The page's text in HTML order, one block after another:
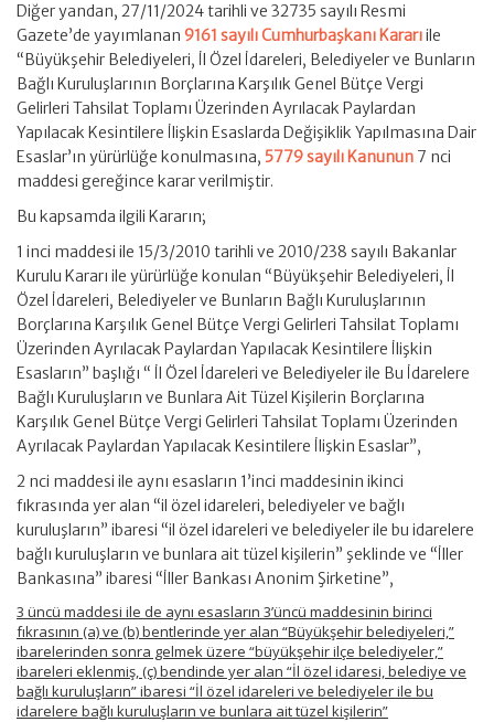
Diğer yandan, 27/11/2024 tarihli ve 32735 sayılı Resmi
Gazete’de yayımlanan 9161 sayılı Cumhurbaşkanı Kararıile
“Büyükşehir Belediyeleri, İl Özel İdareleri, Belediyeler ve Bunların
Bağlı Kuruluşlarının Borçlarına Karşılık Genel Bütçe Vergi
Gelirleri Tahsilat Toplamı Üzerinden Ayrılacak Paylardan
Yapılacak Kesintilere İlişkin Esaslarda Değişiklik Yapılmasına Dair
Esaslar’ın yürürlüğe konulmasına, 5779 sayılı Kanunun 7 nci
maddesi gereğince karar verilmiştir.
Bu kapsamda ilgili Kararın;
1 inci maddesi ile 15/3/2010 tarihli ve 2010/238 sayılı Bakanlar
Kurulu Kararı ile yürürlüğe konulan “Büyükşehir Belediyeleri, İl
Özel İdareleri, Belediyeler ve Bunların Bağlı Kuruluşlarının
Borçlarına Karşılık Genel Bütçe Vergi Gelirleri Tahsilat Toplamı
Üzerinden Ayrılacak Paylardan Yapılacak Kesintilere İlişkin
Esasların” başlığı “ İl Özel İdareleri ve Belediyeler ile Bu İdarelere
Bağlı Kuruluşların ve Bunlara Ait Tüzel Kişilerin Borçlarına
Karşılık Genel Bütçe Vergi Gelirleri Tahsilat Toplamı Üzerinden
Ayrılacak Paylardan Yapılacak Kesintilere İlişkin Esaslar”,
2 nci maddesi ile aynı esasların 1’inci maddesinin ikinci
fıkrasında yer alan “il özel idareleri, belediyeler ve bağlı
kuruluşların” ibaresi “il özel idareleri ve belediyeler ile bu idarelere
bağlı kuruluşların ve bunlara ait tüzel kişilerin” şeklinde ve “İller
Bankasına” ibaresi “İller Bankası Anonim Şirketine”,
3 üncü maddesi ile de aynı esasların 3’üncü maddesinin birinci
fıkrasının (a) ve (b) bentlerinde yer alan “Büyükşehir belediyeleri,”
ibarelerinden sonra gelmek üzere “büyükşehir ilçe belediyeler,”
ibareleri eklenmiş, (ç) bendinde yer alan “İl özel idaresi, belediye ve
bağlı kuruluşların” ibaresi “İl özel idareleri ve belediyeler ile bu
idarelere bağlı kuruluşların ve bunlara ait tüzel kişilerin”